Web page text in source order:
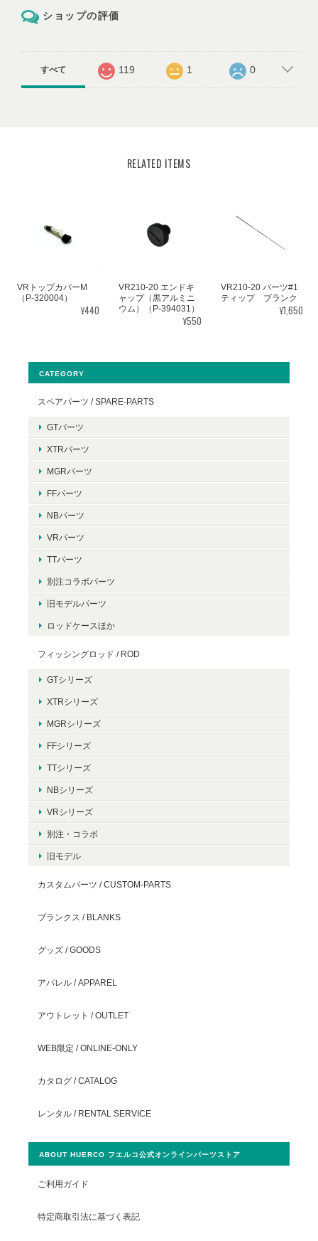
ショップの評価
すべて 119 1 0
RELATED ITEMS
VRトップカバーM
（P-320004）
¥440
VR210-20 エンドキ
ャップ（黒アルミニ
ウム）（P-394031）
¥550
VR210-20 パーツ#1
ティップ ブランク
¥1,650
CATEGORY
スペアパーツ / SPARE-PARTS
GTパーツ
XTRパーツ
MGRパーツ
FFパーツ
NBパーツ
VRパーツ
TTパーツ
別注コラボパーツ
旧モデルパーツ
ロッドケースほか
フィッシングロッド / ROD
GTシリーズ
XTRシリーズ
MGRシリーズ
FFシリーズ
TTシリーズ
NBシリーズ
VRシリーズ
別注・コラボ
旧モデル
カスタムパーツ / CUSTOM-PARTS
ブランクス / BLANKS
グッズ / GOODS
アパレル / APPAREL
アウトレット / OUTLET
WEB限定 / ONLINE-ONLY
カタログ / CATALOG
レンタル / RENTAL SERVICE
ABOUT HUERCO フエルコ公式オンラインパーツストア
ご利用ガイド
特定商取引法に基づく表記